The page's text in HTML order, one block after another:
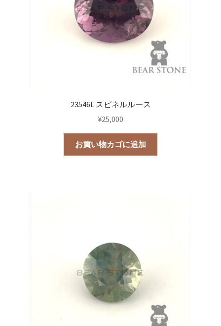
23546L スピネルルース
¥25,000
お買い物カゴに追加